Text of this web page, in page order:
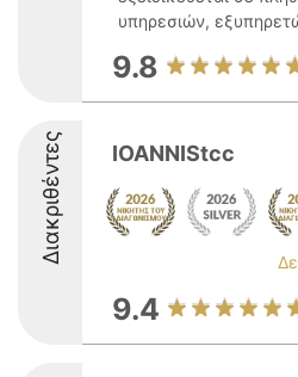
υπηρεσιών,
9.8
Διακριθέντες IOANNIStcc
9.4